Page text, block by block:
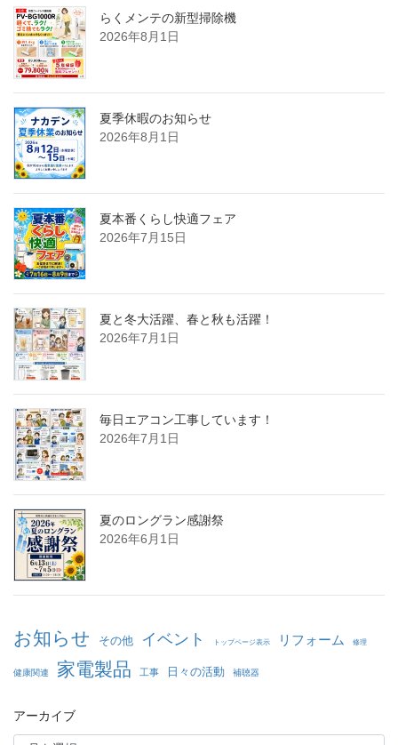
らくメンテの新型掃除機
2026年8月1日
夏季休暇のお知らせ
2026年8月1日
夏本番くらし快適フェア
2026年7月15日
夏と冬大活躍、春と秋も活躍！
2026年7月1日
毎日エアコン工事しています！
2026年7月1日
夏のロングラン感謝祭
2026年6月1日
お知らせ その他 イベント トップページ表示 リフォーム 修理
健康関連 家電製品 工事 日々の活動 補聴器
アーカイブ